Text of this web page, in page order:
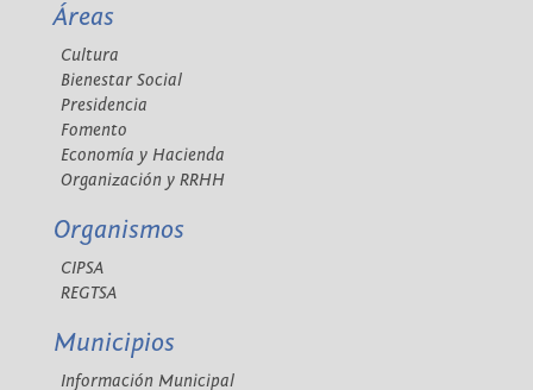
Áreas
Cultura
Bienestar Social
Presidencia
Fomento
Economía y Hacienda
Organización y RRHH
Organismos
CIPSA
REGTSA
Municipios
Información Municipal